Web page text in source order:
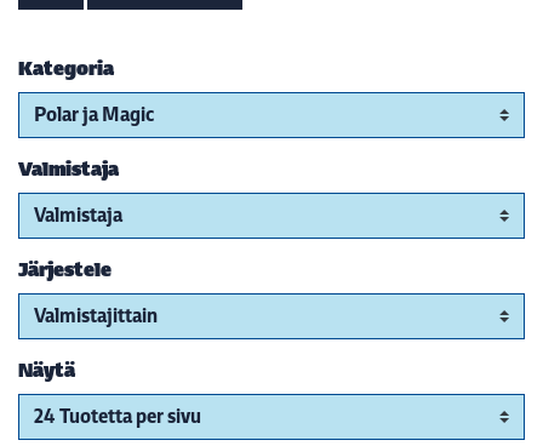
Kategoria
Valmistaja
Järjestele
Näytä